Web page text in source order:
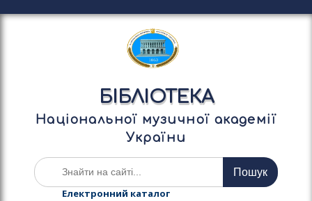
е
БІБЛІОТЕКА
Національної музичної академії
України
Ш
у
Електронний каталог